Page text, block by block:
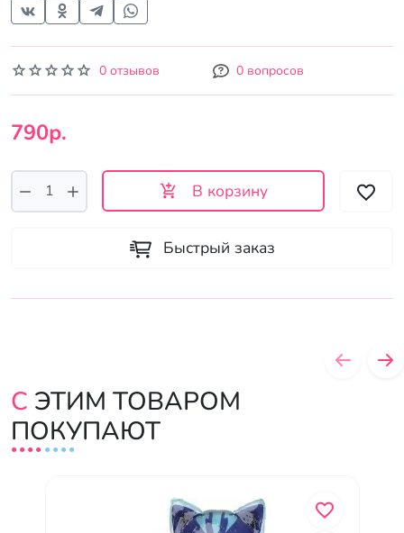
0 отзывов 0 вопросов
790р.
В корзину
Быстрый заказ
С ЭТИМ ТОВАРОМ
ПОКУПАЮТ